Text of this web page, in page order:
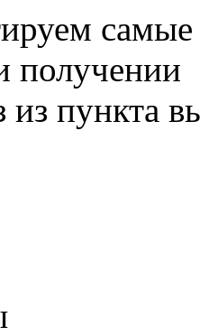
получении
пункта